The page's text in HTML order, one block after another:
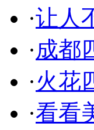
·让人
·成都
·火花
·看看